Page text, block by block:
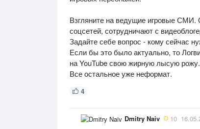
Взгляните на ведущие игровые СМИ.
соцсетей, сотрудничают с
Задайте себе вопрос - кому сейчас
Если бы это было актуально, то
на YouTube свою жирную лысую
Все остальное уже неформат.
4
Dmitry Naiv 10